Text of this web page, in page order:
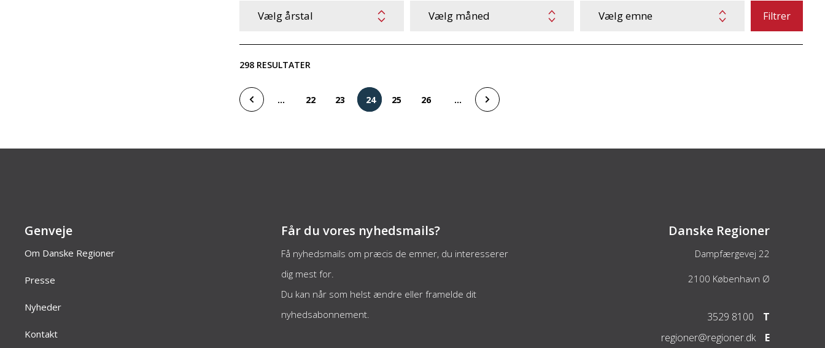
Vælg årstal Vælg måned Vælg emne
298 RESULTATER
... 22 23 24 25 26 ...
Genveje
Om Danske Regioner
Presse
Nyheder
Kontakt
Får du vores nyhedsmails?
Få nyhedsmails om præcis de emner, du interesserer
dig mest for.
Du kan når som helst ændre eller framelde dit
nyhedsabonnement.
Danske Regioner
Dampfærgevej 22
2100 København Ø
3529 8100
T
regioner@regioner.dk
E